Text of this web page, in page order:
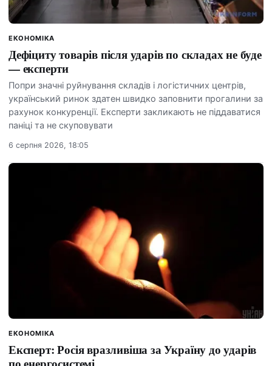
ЕКОНОМІКА
Дефіциту товарів після ударів по складах не буде
— експерти
Попри значні руйнування складів і логістичних центрів,
український ринок здатен швидко заповнити прогалини за
рахунок конкуренції. Експерти закликають не піддаватися
паніці та не скуповувати
6 серпня 2026, 18:05
ЕКОНОМІКА
Експерт: Росія вразливіша за Україну до ударів